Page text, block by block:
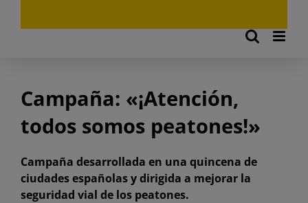
Campaña: «¡Atención,
todos somos peatones!»
Campaña desarrollada en una quincena de
ciudades españolas y dirigida a mejorar la
seguridad vial de los peatones.